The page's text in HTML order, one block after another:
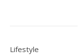
Lifestyle